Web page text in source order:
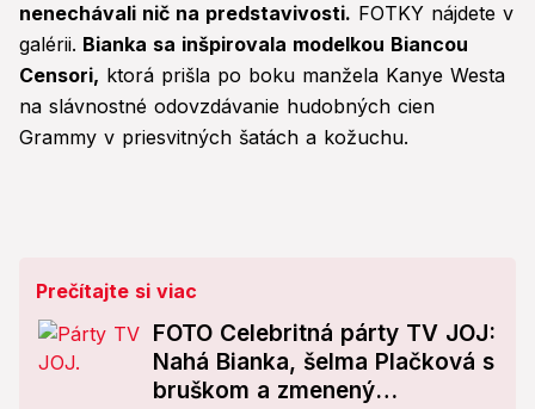
nenechávali nič na predstavivosti. FOTKY nájdete v
galérii. Bianka sa inšpirovala modelkou Biancou
Censori, ktorá prišla po boku manžela Kanye Westa
na slávnostné odovzdávanie hudobných cien
Grammy v priesvitných šatách a kožuchu.
Prečítajte si viac
FOTO Celebritná párty TV JOJ:
Nahá Bianka, šelma Plačková s
bruškom a zmenený